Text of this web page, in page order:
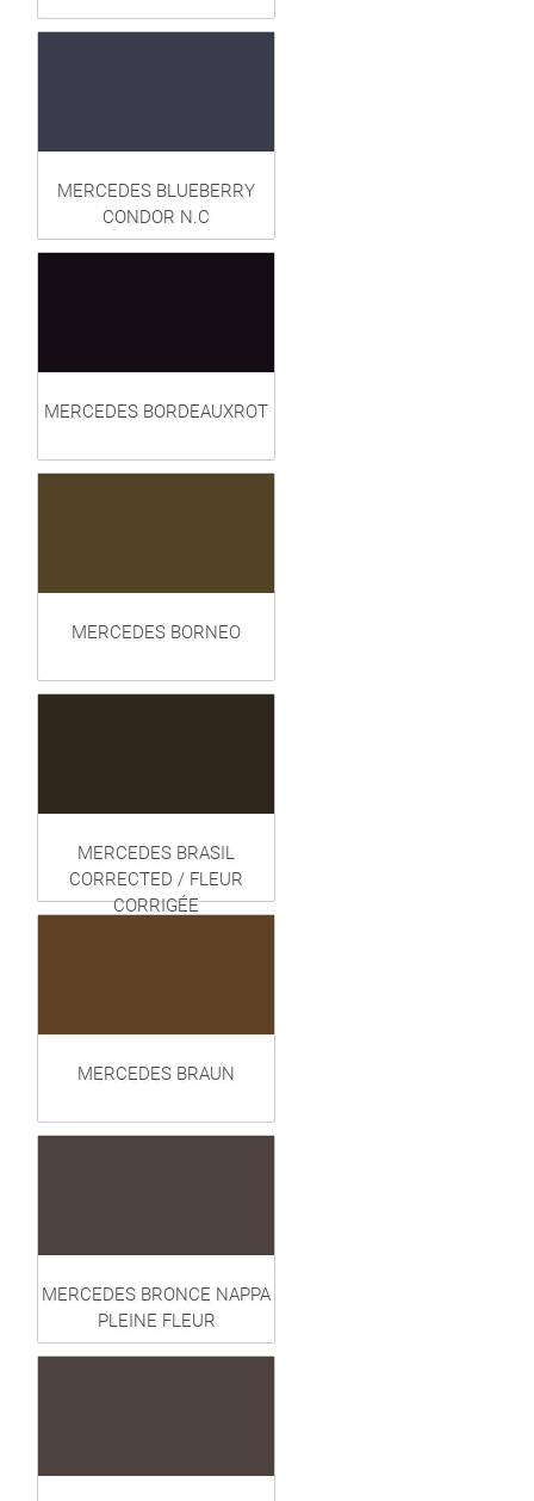
MERCEDES BLUEBERRY
CONDOR N.C
MERCEDES BORDEAUXROT
MERCEDES BORNEO
MERCEDES BRASIL
CORRECTED / FLEUR
CORRIGÉE
MERCEDES BRAUN
MERCEDES BRONCE NAPPA
PLEINE FLEUR